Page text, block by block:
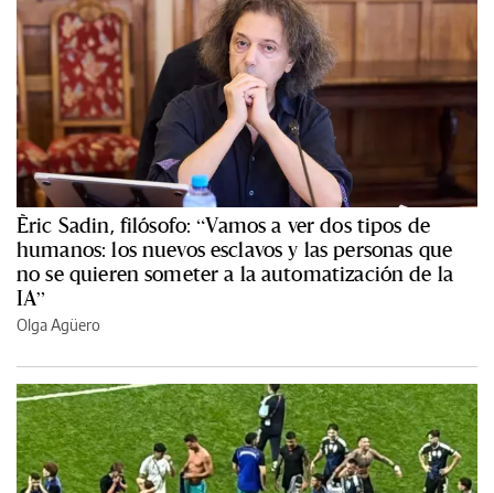
Èric Sadin, filósofo: “Vamos a ver dos tipos de
humanos: los nuevos esclavos y las personas que
no se quieren someter a la automatización de la
IA”
Olga Agüero